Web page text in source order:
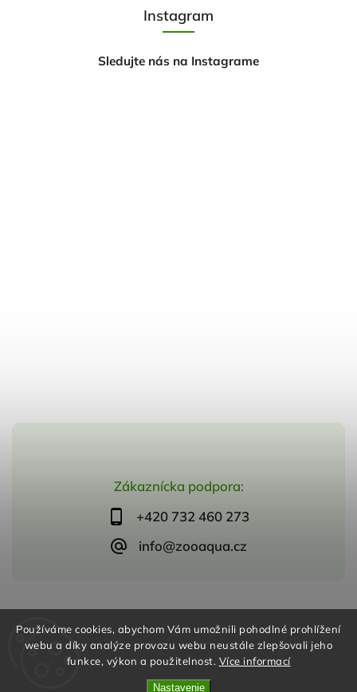
Používáme cookies, abychom Vám umožnili pohodlné prohlížení
webu a díky analýze provozu webu neustále zlepšovali jeho
funkce, výkon a použitelnost. Více informací
Nastavenie
Zákaznícka podpora:
+420 732 460 273
info@zooaqua.cz
Instagram
Sledujte nás na Instagrame
VytvořilShoptet | DesignShoptak.cz